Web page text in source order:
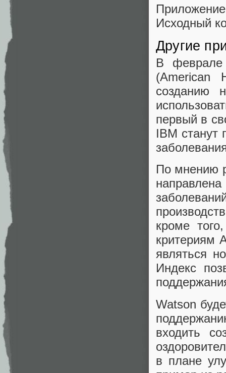
Исходный
Другие
В феврале
(American
созданию
первый в
IBM станут
По мнению
направлена
кроме
критериям
являться
Индекс
Watson
входить
в плане